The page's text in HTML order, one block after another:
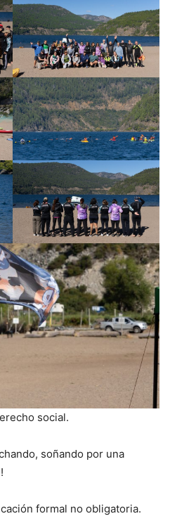
social.
soñando por una
formal no obligatoria.